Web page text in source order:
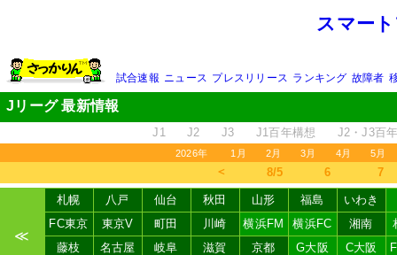
スマー
試合速報 ニュース プレスリリース ランキング 故障者
Jリーグ 最新情報
J1 J2 J3 J1百年構想 J2・J3百
2026年 1月 2月 3月 4月 5月
＜ 8/5 6 7
≪
札幌 八戸 仙台 秋田 山形 福島
いわき
FC東京
東京V 町田 川崎 横浜FM 横浜FC 湘南
藤枝
名古屋 岐阜 滋賀 京都 G大阪 C大阪